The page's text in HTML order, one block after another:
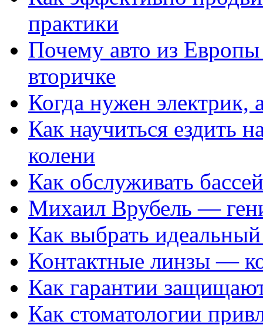
практики
Почему авто из
вторичке
Когда нужен электрик,
Как научиться ездить
колени
Как обслуживать
Михаил Врубель —
Как выбрать
Контактные линзы —
Как гарантии
Как стоматологии